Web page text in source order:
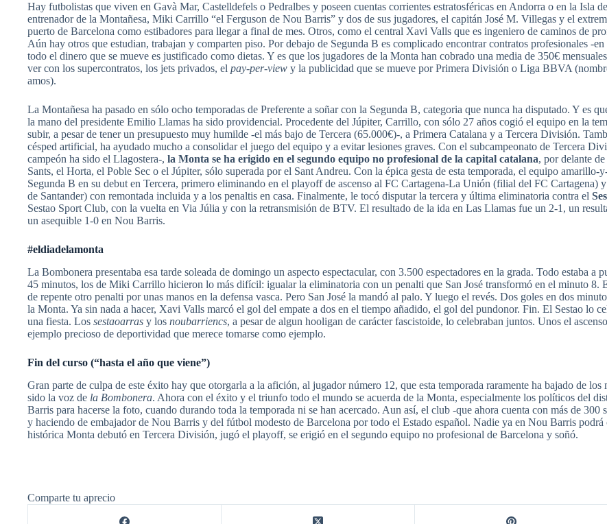
Hay futbolistas que viven en Gavà Mar, Castelldefels o Pedralbes y poseen cuentas corrientes estratosféricas en Andorra o en la Isla
entrenador de la Montañesa, Miki Carrillo “el Ferguson de Nou Barris” y dos de sus jugadores, el capitán José M. Villegas y el
puerto de Barcelona como estibadores para llegar a final de mes. Otros, como el central Xavi Valls que es ingeniero de caminos de
Aún hay otros que estudian, trabajan y comparten piso. Por debajo de Segunda B es complicado encontrar contratos profesionales -
todo el dinero que se mueve es justificado como dietas. Y es que los jugadores de la Monta han cobrado una media de 350€
ver con los supercontratos, los jets privados, el pay-per-view y la publicidad que se mueve por Primera División o Liga BBVA
amos).
La Montañesa ha pasado en sólo ocho temporadas de Preferente a soñar con la Segunda B, categoria que nunca ha disputado. Y es
la mano del presidente Emilio Llamas ha sido providencial. Procedente del Júpiter, Carrillo, con sólo 27 años cogió el equipo en la
subir, a pesar de tener un presupuesto muy humilde -el más bajo de Tercera (65.000€)-, a Primera Catalana y a Tercera División.
césped artificial, ha ayudado mucho a consolidar el juego del equipo y a evitar lesiones graves. Con el subcampeonato de Tercera
campeón ha sido el Llagostera-, la Monta se ha erigido en el segundo equipo no profesional de la capital catalana, por delante
Sants, el Horta, el Poble Sec o el Júpiter, sólo superada por el Sant Andreu. Con la épica gesta de esta temporada, el equipo amarillo-
Segunda B en su debut en Tercera, primero eliminando en el playoff de ascenso al FC Cartagena-La Unión (filial del FC Cartagena)
de Santander) con remontada incluida y a los penaltis en casa. Finalmente, le tocó disputar la tercera y última eliminatoria contra el
Sestao Sport Club, con la vuelta en Via Júlia y con la retransmisión de BTV. El resultado de la ida en Las Llamas fue un 2-1, un
un asequible 1-0 en Nou Barris.
#eldiadelamonta
La Bombonera presentaba esa tarde soleada de domingo un aspecto espectacular, con 3.500 espectadores en la grada. Todo estaba a
45 minutos, los de Miki Carrillo hicieron lo más difícil: igualar la eliminatoria con un penalti que San José transformó en el minuto 8.
de repente otro penalti por unas manos en la defensa vasca. Pero San José la mandó al palo. Y luego el revés. Dos goles en dos
la Monta. Ya sin nada a hacer, Xavi Valls marcó el gol del empate a dos en el tiempo añadido, el gol del pundonor. Fin. El Sestao lo
una fiesta. Los sestaoarras y los noubarriencs, a pesar de algun hooligan de carácter fascistoide, lo celebraban juntos. Unos el
ejemplo precioso de deportividad que merece tomarse como ejemplo.
Fin del curso (“hasta el año que viene”)
Gran parte de culpa de este éxito hay que otorgarla a la afición, al jugador número 12, que esta temporada raramente ha bajado de
sido la voz de la Bombonera. Ahora con el éxito y el triunfo todo el mundo se acuerda de la Monta, especialmente los políticos del
Barris para hacerse la foto, cuando durando toda la temporada ni se han acercado. Aun así, el club -que ahora cuenta con más de
y haciendo de embajador de Nou Barris y del fútbol modesto de Barcelona por todo el Estado español. Nadie ya en Nou Barris
histórica Monta debutó en Tercera División, jugó el playoff, se erigió en el segundo equipo no profesional de Barcelona y soñó.
Comparte tu aprecio